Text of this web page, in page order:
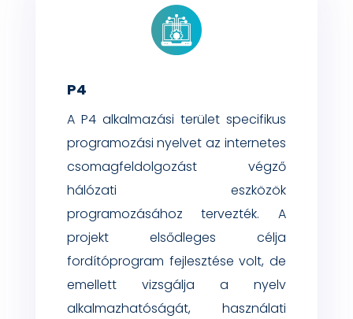
P4
A P4alkalmazási terület specifikus
programozási nyelvet az internetes
csomagfeldolgozást végző
hálózati eszközök
programozásához tervezték. A
projekt elsődleges célja
fordítóprogram fejlesztése volt, de
emellett vizsgálja a nyelv
alkalmazhatóságát,használati